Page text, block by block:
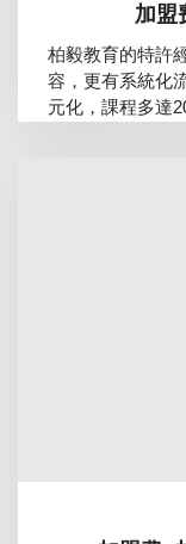
加盟
柏毅教育的特許
容，更有系統化
元化，課程多達